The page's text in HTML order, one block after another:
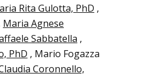
Rita Gulotta, PhD ,
Maria Agnese
Sabbatella ,
PhD , Mario Fogazza
Coronnello,